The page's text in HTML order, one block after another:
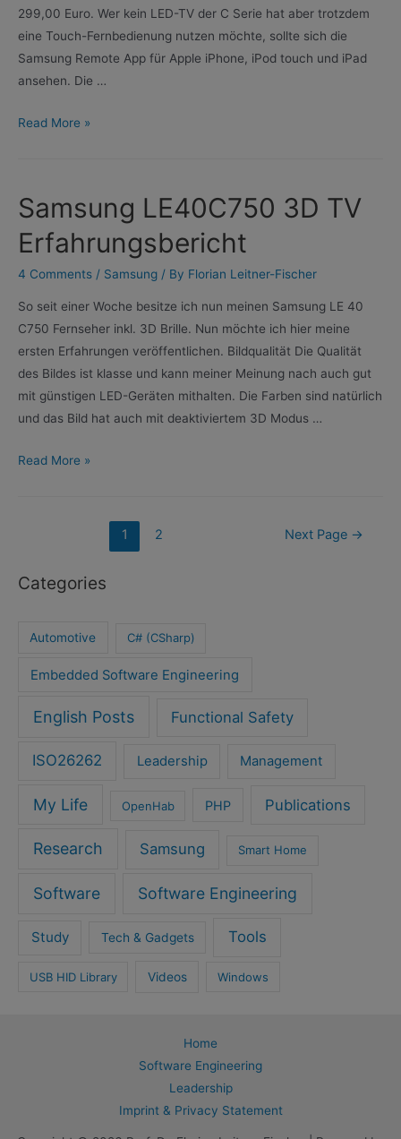
299,00 Euro. Wer kein LED-TV der C Serie hat aber trotzdem
eine Touch-Fernbedienung nutzen möchte, sollte sich die
Samsung Remote App für Apple iPhone, iPod touch und iPad
ansehen. Die …
RMC30
Samsung
TVs
Read More »
Samsung LE40C750 3D TV
Erfahrungsbericht
4 Comments / Samsung / By Florian Leitner-Fischer
So seit einer Woche besitze ich nun meinen Samsung LE 40
C750 Fernseher inkl. 3D Brille. Nun möchte ich hier meine
ersten Erfahrungen veröffentlichen. Bildqualität Die Qualität
des Bildes ist klasse und kann meiner Meinung nach auch gut
mit günstigen LED-Geräten mithalten. Die Farben sind natürlich
und das Bild hat auch mit deaktiviertem 3D Modus …
Samsung
Erfahrungsbericht
Read More »
1 2 Next Page →
Categories
Automotive C# (CSharp)
Embedded Software Engineering
English Posts Functional Safety
ISO26262 Leadership Management
My Life OpenHab PHP Publications
Research Samsung Smart Home
Software Software Engineering
Study Tech & Gadgets Tools
USB HID Library Videos Windows
Home
Software Engineering
Leadership
Imprint & Privacy Statement